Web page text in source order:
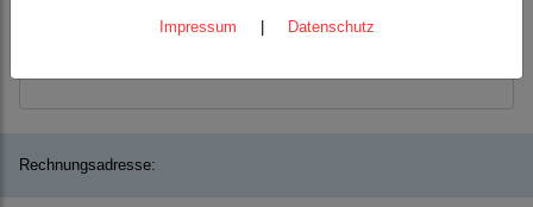
Rechnungsadresse:
Impressum Datenschutz